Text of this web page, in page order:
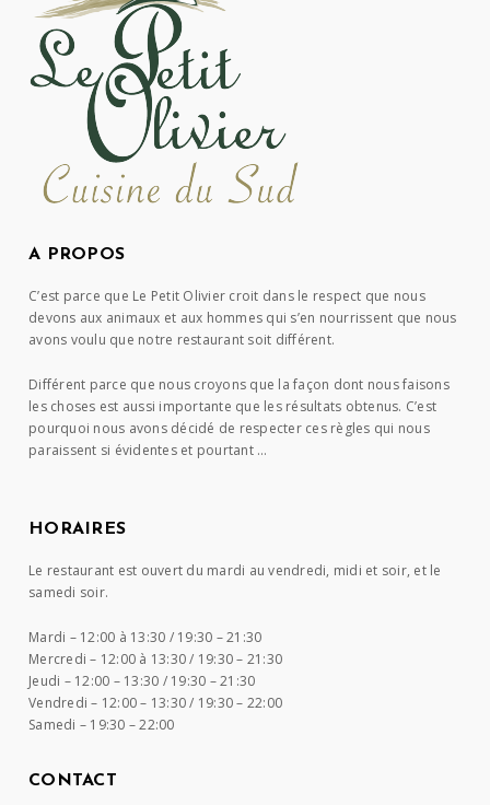
A PROPOS
C’est parce que Le Petit Olivier croit dans le respect que nous
devons aux animaux et aux hommes qui s’en nourrissent que nous
avons voulu que notre restaurant soit différent.
Différent parce que nous croyons que la façon dont nous faisons
les choses est aussi importante que les résultats obtenus. C’est
pourquoi nous avons décidé de respecter ces règles qui nous
paraissent si évidentes et pourtant …
HORAIRES
Le restaurant est ouvert du mardi au vendredi, midi et soir, et le
samedi soir.
Mardi – 12:00 à 13:30 / 19:30 – 21:30
Mercredi – 12:00 à 13:30 / 19:30 – 21:30
Jeudi – 12:00 – 13:30 / 19:30 – 21:30
Vendredi – 12:00 – 13:30 / 19:30 – 22:00
Samedi – 19:30 – 22:00
CONTACT